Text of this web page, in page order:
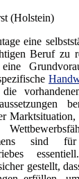
eine
Beruf zu
eine
die
sind
gestellt,